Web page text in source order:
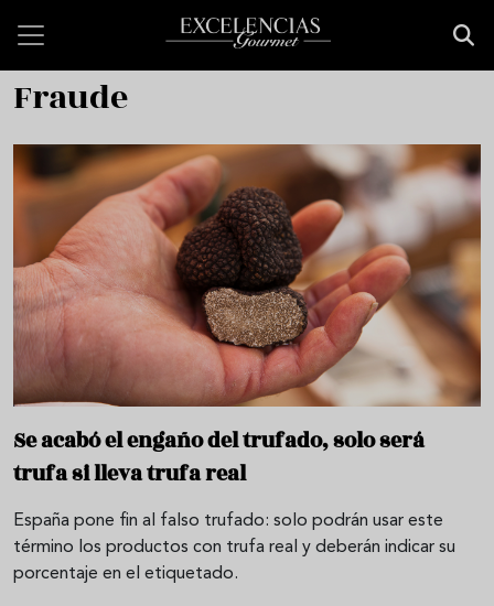
Fraude
Se acabó el engaño del trufado, solo será
trufa si lleva trufa real
España pone fin al falso trufado: solo podrán usar este
término los productos con trufa real y deberán indicar su
porcentaje en el etiquetado.